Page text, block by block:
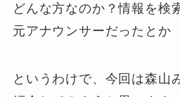
どんな方なのか？情報を検
元アナウンサーだったとか
というわけで、今回は森山